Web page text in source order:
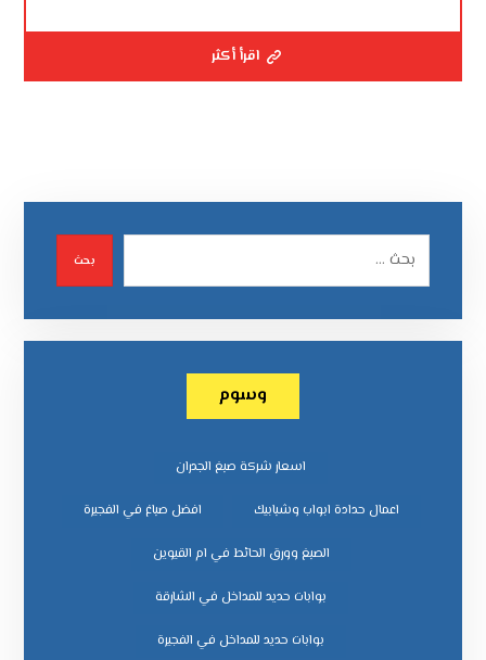
اقرأ أكثر
بحث
وسوم
اسعار شركة صبغ الجدران
اعمال حدادة ابواب وشبابيك افضل صباغ في الفجيرة
الصبغ وورق الحائط في ام القيوين
بوابات حديد للمداخل في الشارقة
بوابات حديد للمداخل في الفجيرة